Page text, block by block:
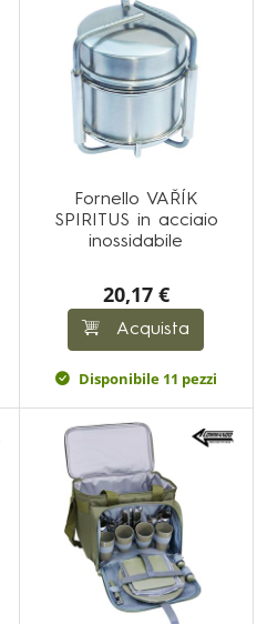
Fornello VAŘÍK
SPIRITUS in acciaio
inossidabile
20,17 €
Acquista
Disponibile 11 pezzi